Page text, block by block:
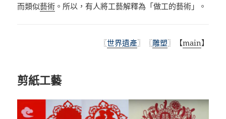
而類似藝術 。所以，有人將工藝解釋為「做工的藝術」。
〖世界遺產〗〖雕塑〗 【main】
剪紙工藝